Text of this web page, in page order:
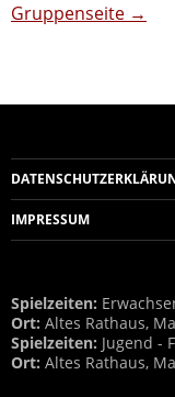
Gruppenseite →
IMPRESSUM
Spielzeiten:
Ort: Altes Rathaus,
Spielzeiten: Jugend -
Ort: Altes Rathaus,